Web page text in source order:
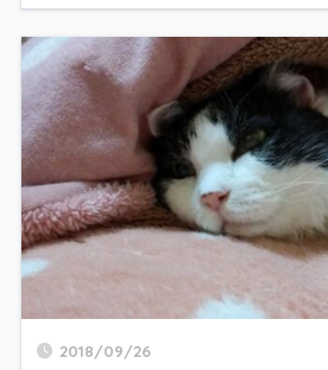
2018/09/26